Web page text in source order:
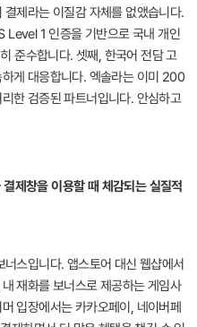
제라는 이질감 자체를 없앴습니다.
Level 1 인증을 기반으로 국내 개인
준수합니다. 셋째, 한국어 전담 고
게 대응합니다. 엑솔라는 이미 200
한 검증된 파트너입니다. 안심하고
제창을 이용할 때 체감되는 실질적
스입니다. 앱스토어 대신 웹샵에서
재화를 보너스로 제공하는 게임사
입장에서는 카카오페이, 네이버페